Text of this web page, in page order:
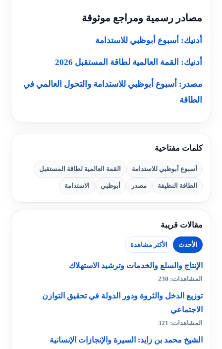
مصادر رسمية ومراجع موثوقة
أدنيك: أسبوع أبوظبي للاستدامة
أدنيك: القمة العالمية لطاقة المستقبل 2026
مصدر: أسبوع أبوظبي للاستدامة والتحول العالمي في
الطاقة
كلمات مفتاحية
أسبوع أبوظبي للاستدامة القمة العالمية لطاقة المستقبل
الطاقة النظيفة مصدر أبوظبي الاستدامة
مقالات قريبة
الأحدث الأكثر مشاهدة
الإنتاج والسلع والخدمات وترشيد الاستهلاك
المشاهدات: 230
توزيع الدخل والثروة ودور الدولة في تحقيق التوازن
الاجتماعي
المشاهدات: 321
الشيخ محمد بن زايد: السيرة والإنجازات الإنسانية